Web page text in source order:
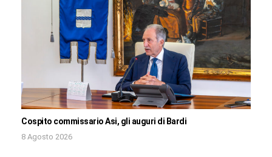
Cospito commissario Asi, gli auguri di Bardi
8 Agosto 2026